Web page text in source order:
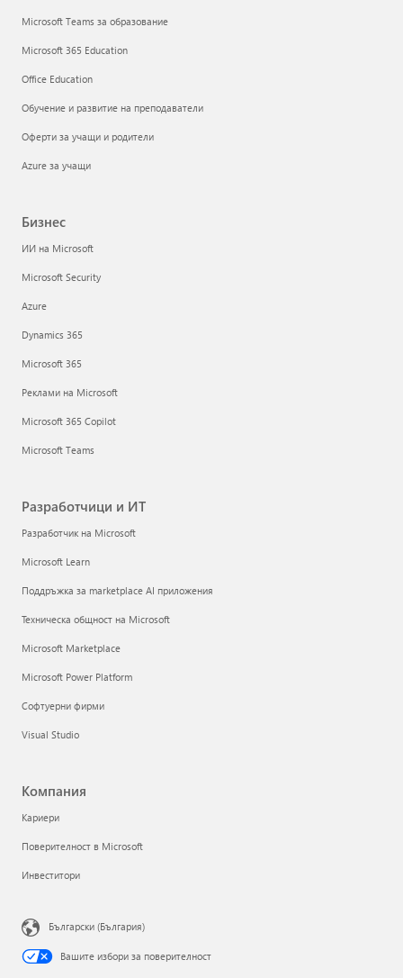
Microsoft Teams за образование
Microsoft 365 Education
Office Education
Обучение и развитие на преподаватели
Оферти за учащи и родители
Azure за учащи
Бизнес
ИИ на Microsoft
Microsoft Security
Azure
Dynamics 365
Microsoft 365
Реклами на Microsoft
Microsoft 365 Copilot
Microsoft Teams
Разработчици и ИТ
Разработчик на Microsoft
Microsoft Learn
Поддръжка за marketplace AI приложения
Техническа общност на Microsoft
Microsoft Marketplace
Microsoft Power Platform
Софтуерни фирми
Visual Studio
Компания
Кариери
Поверителност в Microsoft
Инвеститори
Български (България)
Вашите избори за поверителност